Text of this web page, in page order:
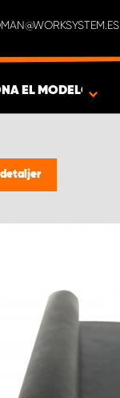
EL MODELO
detaljer